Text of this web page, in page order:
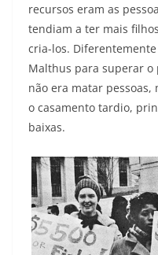
recursos eram as
tendiam a ter mais
cria-los.
Malthus para superar
não era matar
o casamento tardio,
baixas.